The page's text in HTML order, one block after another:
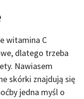
witamina C
dlatego trzeba
Nawiasem
skórki znajdują się
jedna myśl o